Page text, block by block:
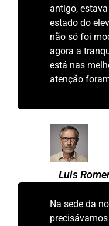
antigo,
estado do
não só foi
agora a
está nas
atenção
Luis
Na sede da